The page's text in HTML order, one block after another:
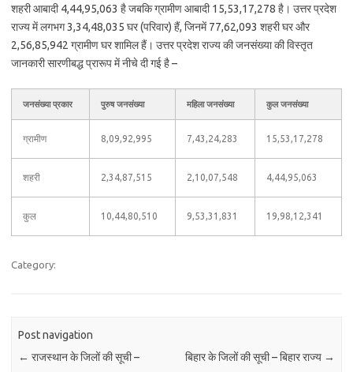
शहरी आबादी 4,44,95,063 है जबकि ग्रामीण आबादी 15,53,17,278 है। उत्तर प्रदेश
राज्य में लगभग 3,34,48,035 घर (परिवार) हैं, जिनमें 77,62,093 शहरी घर और
2,56,85,942 ग्रामीण घर शामिल हैं। उत्तर प्रदेश राज्य की जनसंख्या की विस्तृत
जानकारी सारणीबद्ध प्रारूप में नीचे दी गई है –
जनसंख्या प्रकार पुरुष जनसंख्या महिला जनसंख्या कुल जनसंख्या
ग्रामीण 8,09,92,995 7,43,24,283 15,53,17,278
शहरी 2,34,87,515 2,10,07,548 4,44,95,063
कुल 10,44,80,510 9,53,31,831 19,98,12,341
Category:
Post navigation
← राजस्थान के जिलों की सूची –
बिहार के जिलों की सूची – बिहार राज्य →